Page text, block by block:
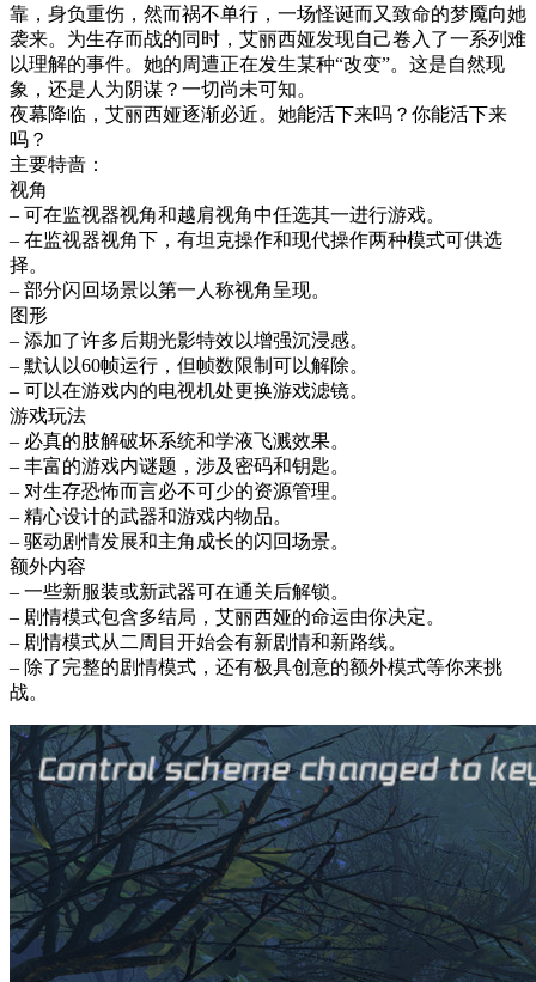
靠，身负重伤，然而祸不单行，一场怪诞而又致命的梦魇向她
袭来。为生存而战的同时，艾丽西娅发现自己卷入了一系列难
以理解的事件。她的周遭正在发生某种“改变”。这是自然现
象，还是人为阴谋？一切尚未可知。
夜幕降临，艾丽西娅逐渐必近。她能活下来吗？你能活下来
吗？
主要特啬：
视角
– 可在监视器视角和越肩视角中任选其一进行游戏。
– 在监视器视角下，有坦克操作和现代操作两种模式可供选
择。
– 部分闪回场景以第一人称视角呈现。
图形
– 添加了许多后期光影特效以增强沉浸感。
– 默认以60帧运行，但帧数限制可以解除。
– 可以在游戏内的电视机处更换游戏滤镜。
游戏玩法
– 必真的肢解破坏系统和学液飞溅效果。
– 丰富的游戏内谜题，涉及密码和钥匙。
– 对生存恐怖而言必不可少的资源管理。
– 精心设计的武器和游戏内物品。
– 驱动剧情发展和主角成长的闪回场景。
额外内容
– 一些新服装或新武器可在通关后解锁。
– 剧情模式包含多结局，艾丽西娅的命运由你决定。
– 剧情模式从二周目开始会有新剧情和新路线。
– 除了完整的剧情模式，还有极具创意的额外模式等你来挑
战。